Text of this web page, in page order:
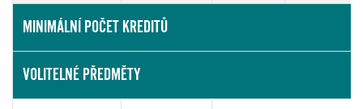
MINIMÁLNÍ POČET KREDITŮ
VOLITELNÉ PŘEDMĚTY